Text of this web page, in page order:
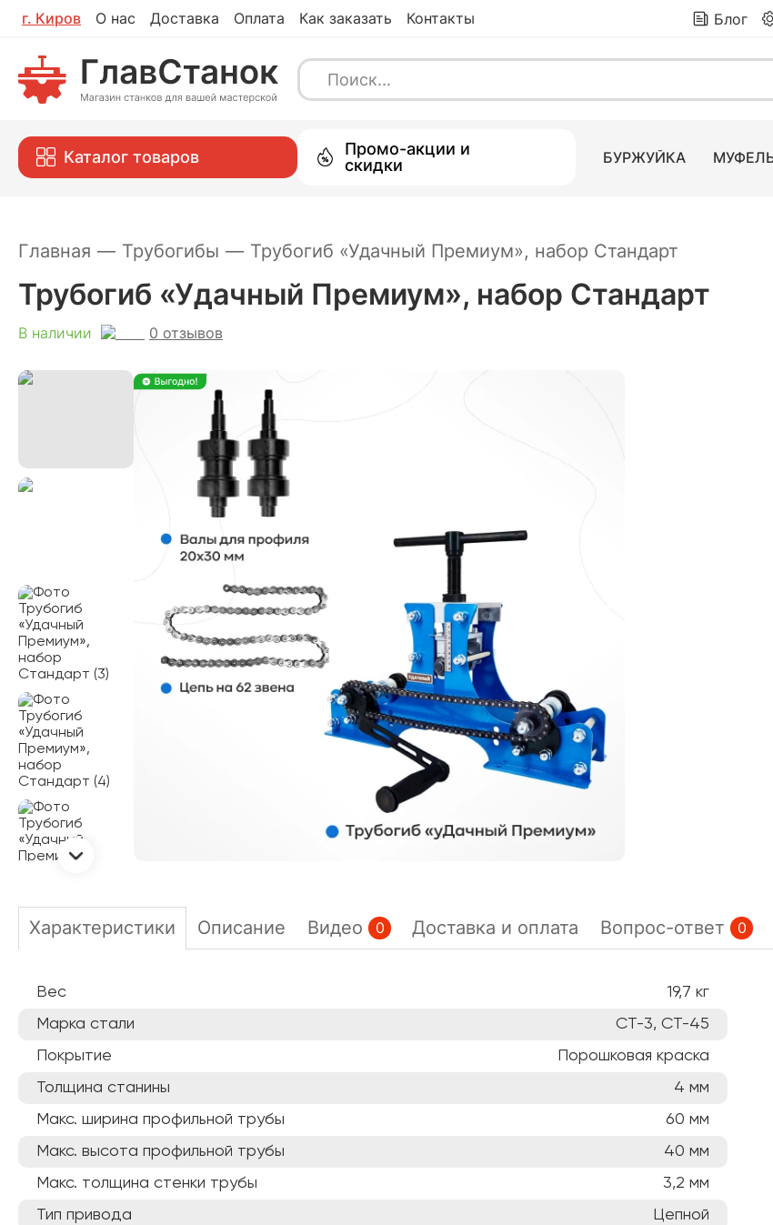
г. Киров О нас Доставка Оплата Как заказать Контакты Блог
Каталог товаров
Каталог товаров
Промо-акции и
скидки
БУРЖУЙКА
Главная — Трубогибы — Трубогиб «Удачный Премиум», набор Стандарт
Трубогиб «Удачный Премиум», набор Стандарт
Трубогиб «Удачный Премиум», набор Стандарт
В наличии 0 отзывов
Характеристики Описание Видео 0 Доставка и оплата Вопрос-ответ 0
Вес 19,7 кг
Марка стали
СТ-3, СТ-45
Покрытие
Порошковая краска
Толщина станины
4 мм
Макс. ширина профильной трубы
60 мм
Макс. высота профильной трубы
40 мм
Макс. толщина стенки трубы
3,2 мм
Тип привода
Цепной